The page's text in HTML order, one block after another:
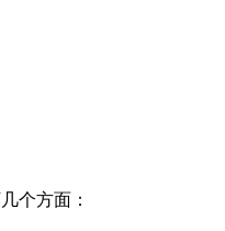
个方面‌：